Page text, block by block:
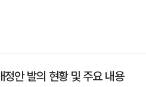
안 발의 현황 및 주요 내용